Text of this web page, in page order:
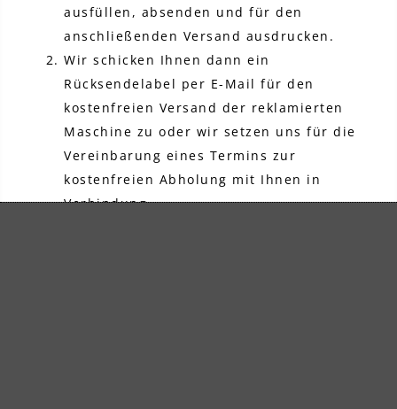
ausfüllen, absenden und für den
anschließenden Versand ausdrucken.
Wir schicken Ihnen dann ein
Rücksendelabel per E-Mail für den
kostenfreien Versand der reklamierten
Maschine zu oder wir setzen uns für die
Vereinbarung eines Termins zur
kostenfreien Abholung mit Ihnen in
Verbindung.